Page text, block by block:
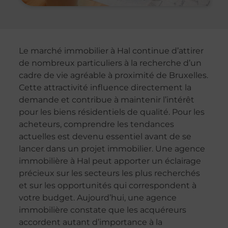
Le marché immobilier à Hal continue d’attirer
de nombreux particuliers à la recherche d’un
cadre de vie agréable à proximité de Bruxelles.
Cette attractivité influence directement la
demande et contribue à maintenir l’intérêt
pour les biens résidentiels de qualité. Pour les
acheteurs, comprendre les tendances
actuelles est devenu essentiel avant de se
lancer dans un projet immobilier. Une agence
immobilière à Hal peut apporter un éclairage
précieux sur les secteurs les plus recherchés
et sur les opportunités qui correspondent à
votre budget. Aujourd’hui, une agence
immobilière constate que les acquéreurs
accordent autant d’importance à la